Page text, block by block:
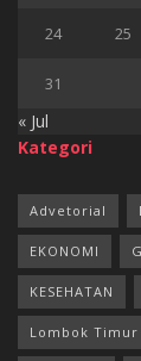
24 25
31
« Jul
Kategori
Advetorial
EKONOMI
KESEHATAN
Lombok Timur